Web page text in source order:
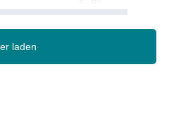
laden